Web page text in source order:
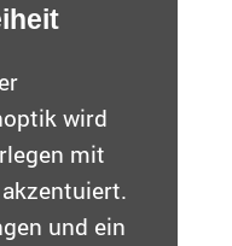
wird
mit
und ein